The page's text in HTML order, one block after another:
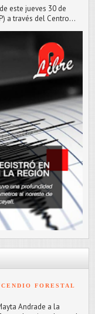
este jueves 30 de
a través del Centro...
FORESTAL
Andrade a la